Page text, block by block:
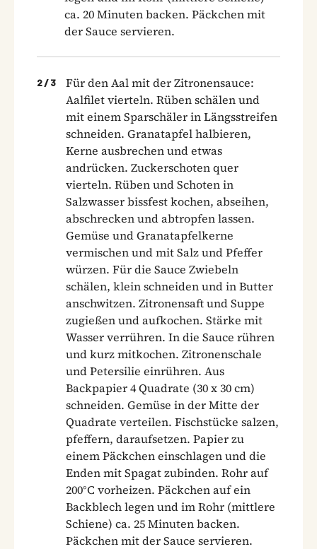
ca. 20 Minuten backen. Päckchen mit
der Sauce servieren.
2 / 3
Für den Aal mit der Zitronensauce:
Aalfilet vierteln. Rüben schälen und
mit einem Sparschäler in Längsstreifen
schneiden. Granatapfel halbieren,
Kerne ausbrechen und etwas
andrücken. Zuckerschoten quer
vierteln. Rüben und Schoten in
Salzwasser bissfest kochen, abseihen,
abschrecken und abtropfen lassen.
Gemüse und Granatapfelkerne
vermischen und mit Salz und Pfeffer
würzen. Für die Sauce Zwiebeln
schälen, klein schneiden und in Butter
anschwitzen. Zitronensaft und Suppe
zugießen und aufkochen. Stärke mit
Wasser verrühren. In die Sauce rühren
und kurz mitkochen. Zitronenschale
und Petersilie einrühren. Aus
Backpapier 4 Quadrate (30 x 30 cm)
schneiden. Gemüse in der Mitte der
Quadrate verteilen. Fischstücke salzen,
pfeffern, daraufsetzen. Papier zu
einem Päckchen einschlagen und die
Enden mit Spagat zubinden. Rohr auf
200°C vorheizen. Päckchen auf ein
Backblech legen und im Rohr (mittlere
Schiene) ca. 25 Minuten backen.
Päckchen mit der Sauce servieren.